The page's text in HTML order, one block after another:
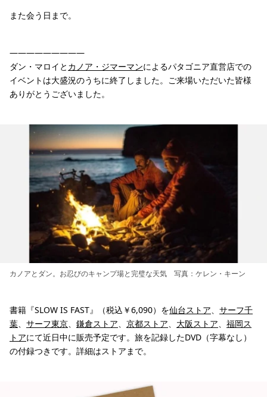
また会う日まで。
—————————
ダン・マロイと カノア・ジマーマンによるパタゴニア直営店での
イベントは大盛況のうちに終了しました。ご来場いただいた皆様
ありがとうございました。
カノアとダン。お忍びのキャンプ場と完璧な天気 写真：ケレン・キーン
書籍『SLOW IS FAST』（税込￥6,090）を仙台ストア
サーフ千
葉
サーフ東京 鎌倉ストア 京都ストア 大阪ストア
福岡ス
トアにて近日中に販売予定です。旅を記録したDVD（字幕なし）
の付録つきです。詳細はストアまで。